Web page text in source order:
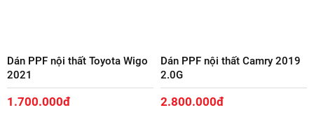
Dán PPF nội thất Toyota Wigo
2021
1.700.000đ
Dán PPF nội thất Camry 2019
2.0G
2.800.000đ